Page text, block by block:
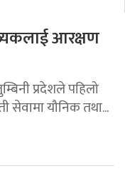
आरक्षण
प्रदेशले पहिलो
सेवामा यौनिक तथा...